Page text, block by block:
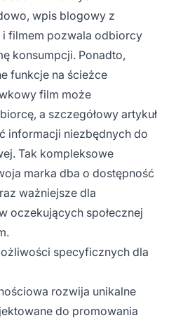
wpis blogowy z
filmem pozwala odbiorcy
konsumpcji. Ponadto,
funkcje na ścieżce
film może
a szczegółowy artykuł
informacji niezbędnych do
Tak kompleksowe
marka dba o dostępność
ważniejsze dla
oczekujących społecznej
specyficznych dla
rozwija unikalne
do promowania